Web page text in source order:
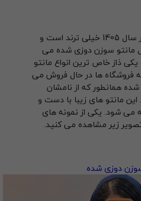
یکی از مدل مانتو هایی که در سال 1405 خیلی ترند است و
مانتو سوزن دوزی شده می
ذاز خاص ترین انواع مانتو
فروشگاه ها در حال فروش می
همانطور که از نامشان
مانتو های زیبا با دست و
می شود. یکی از نمونه های
زیر مشاهده می کنید.
دوزی شده